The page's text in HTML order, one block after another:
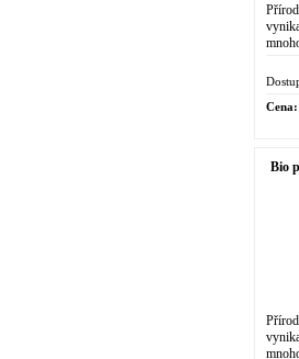
cenou
Cena:
Bio